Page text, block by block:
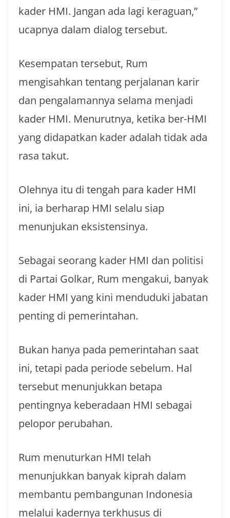
kader HMI. Jangan ada lagi keraguan,”
ucapnya dalam dialog tersebut.
Kesempatan tersebut, Rum
mengisahkan tentang perjalanan karir
dan pengalamannya selama menjadi
kader HMI. Menurutnya, ketika ber-HMI
yang didapatkan kader adalah tidak ada
rasa takut.
Olehnya itu di tengah para kader HMI
ini, ia berharap HMI selalu siap
menunjukan eksistensinya.
Sebagai seorang kader HMI dan politisi
di Partai Golkar, Rum mengakui, banyak
kader HMI yang kini menduduki jabatan
penting di pemerintahan.
Bukan hanya pada pemerintahan saat
ini, tetapi pada periode sebelum. Hal
tersebut menunjukkan betapa
pentingnya keberadaan HMI sebagai
pelopor perubahan.
Rum menuturkan HMI telah
menunjukkan banyak kiprah dalam
membantu pembangunan Indonesia
melalui kadernya terkhusus di